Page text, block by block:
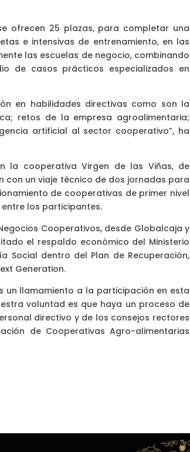
ofrecen 25 plazas, para completar una
e intensivas de entrenamiento, en las
las escuelas de negocio, combinando
de casos prácticos especializados en
en habilidades directivas como son la
retos de la empresa agroalimentaria;
artificial al sector cooperativo”, ha
la cooperativa Virgen de las Viñas, de
con un viaje técnico de dos jornadas para
de cooperativas de primer nivel
los participantes.
Cooperativos, desde Globalcaja y
el respaldo económico del Ministerio
Social dentro del Plan de Recuperación,
Generation.
un llamamiento a la participación en esta
voluntad es que haya un proceso de
directivo y de los consejos rectores
de Cooperativas Agro-alimentarias